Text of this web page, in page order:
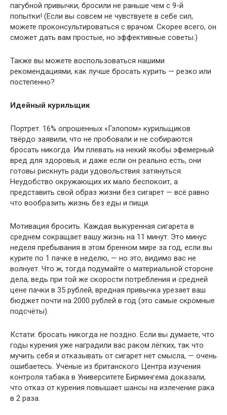
пагубной привычки, бросили не раньше чем с 9-й
попытки! (Если вы совсем не чувствуете в себе сил,
можете проконсультироваться с врачом. Скорее всего, он
сможет дать вам простые, но эффективные советы.)
Также вы можете воспользоваться нашими
рекомендациями, как лучше бросать курить — резко или
постепенно?
Идейный курильщик
Портрет. 16% опрошенных «Гэлопом» курильщиков
твёрдо заявили, что не пробовали и не собираются
бросать никогда. Им плевать на некий якобы эфемерный
вред для здоровья, и даже если он реально есть, они
готовы рискнуть ради удовольствия затянуться.
Неудобство окружающих их мало беспокоит, а
представить свой образ жизни без сигарет — всё равно
что вообразить жизнь без еды и пищи.
Мотивация бросить. Каждая выкуренная сигарета в
среднем сокращает вашу жизнь на 11 минут. Это минус
неделя пребывания в этом бренном мире за год, если вы
курите по 1 пачке в неделю, — но это, видимо вас не
волнует. Что ж, тогда подумайте о материальной стороне
дела, ведь при той же скорости потребления и средней
цене пачки в 35 рублей, вредная привычка урезает ваш
бюджет почти на 2000 рублей в год (это самые скромные
подсчёты).
Кстати: бросать никогда не поздно. Если вы думаете, что
годы курения уже наградили вас раком лёгких, так что
мучить себя и отказывать от сигарет нет смысла, — очень
ошибаетесь. Учёные из британского Центра изучения
контроля табака в Университете Бирмингема доказали,
что отказ от курения повышает шансы на излечение рака
в 2 раза.